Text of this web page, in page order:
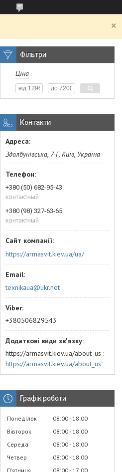
Фільтри
Ціна
Контакти
Здолбунівська, 7-Г, Київ, Україна
+380 (50) 682-95-43
контактный
+380 (98) 327-63-65
контактный
https://armasvit.kiev.ua/ua/
texnikaua@ukr.net
+380506829543
https://armasvit.kiev.ua/about_us
https://armasvit.kiev.ua/about_us
Графік роботи
Понеділок 08:00 18:00
Вівторок
08:00 18:00
Середа
08:00 18:00
Четвер
08:00 18:00
Пʼятниця
08:00 17:00